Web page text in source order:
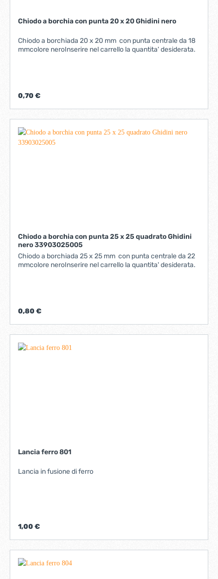
Chiodo a borchia con punta 20 x 20 Ghidini nero
Chiodo a borchiada 20 x 20 mm con punta centrale da 18
mmcolore neroInserire nel carrello la quantita' desiderata.
0,70 €
Chiodo a borchia con punta 25 x 25 quadrato Ghidini
nero 33903025005
Chiodo a borchiada 25 x 25 mm con punta centrale da 22
mmcolore neroInserire nel carrello la quantita' desiderata.
0,80 €
Lancia ferro 801
Lancia in fusione di ferro
1,00 €